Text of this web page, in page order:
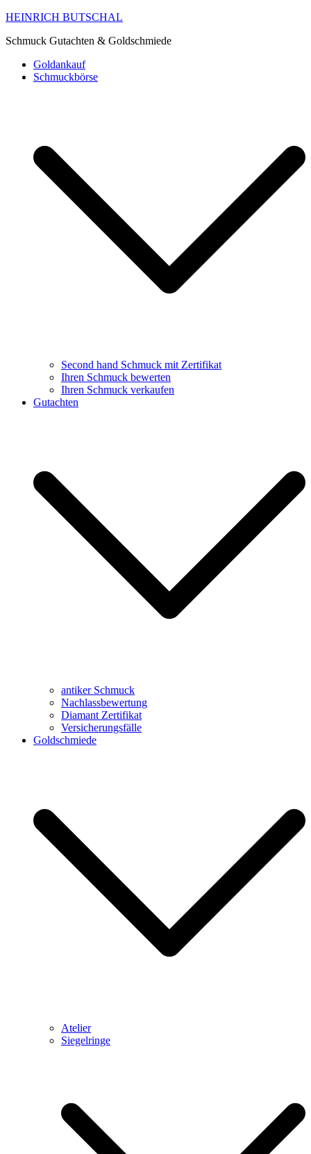
HEINRICH BUTSCHAL
Schmuck Gutachten & Goldschmiede
Goldankauf
Schmuckbörse
Second hand Schmuck mit Zertifikat
Ihren Schmuck bewerten
Ihren Schmuck verkaufen
Gutachten
antiker Schmuck
Nachlassbewertung
Diamant Zertifikat
Versicherungsfälle
Goldschmiede
Atelier
Siegelringe